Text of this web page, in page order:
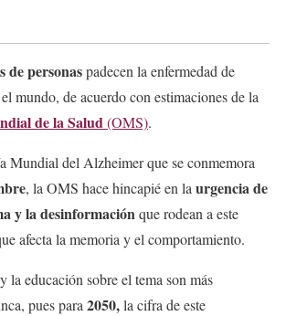
de personaspadecen la enfermedad de
mundo, de acuerdo con estimaciones de la
de la Salud(OMS).
Mundial del Alzheimer que se conmemora
, la OMS hace hincapié en la urgencia de
y la desinformaciónque rodean a este
afecta la memoria y el comportamiento.
la educación sobre el tema son más
pues para 2050,la cifra de este